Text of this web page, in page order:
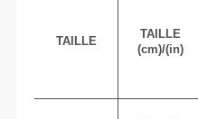
TAILLE
TAILLE
(cm)/(in)